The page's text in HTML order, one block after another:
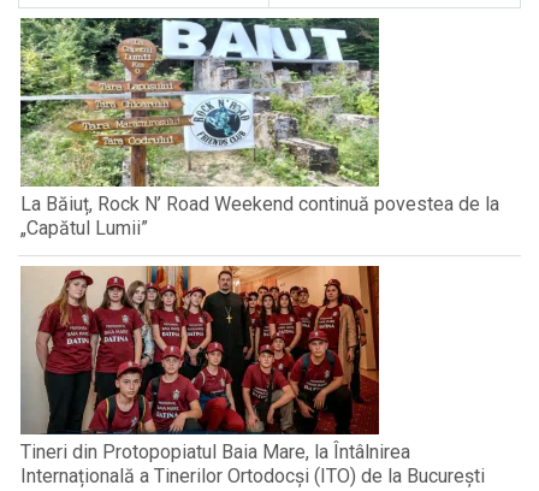
La Băiuț, Rock N’ Road Weekend continuă povestea de la
„Capătul Lumii”
Tineri din Protopopiatul Baia Mare, la Întâlnirea
Internațională a Tinerilor Ortodocși (ITO) de la București